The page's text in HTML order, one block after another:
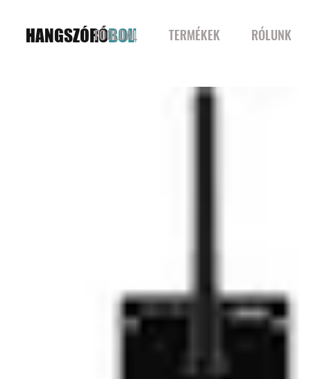
HANGSZÓRÓBOLT
FŐOLDAL TERMÉKEK RÓLUNK